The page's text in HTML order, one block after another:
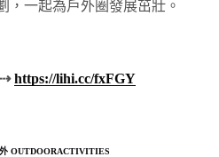
，一起為戶外圈發展茁壯。
⇢https://lihi.cc/fxFGY
OUTDOORACTIVITIES